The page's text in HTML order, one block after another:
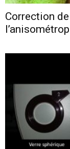
Correction